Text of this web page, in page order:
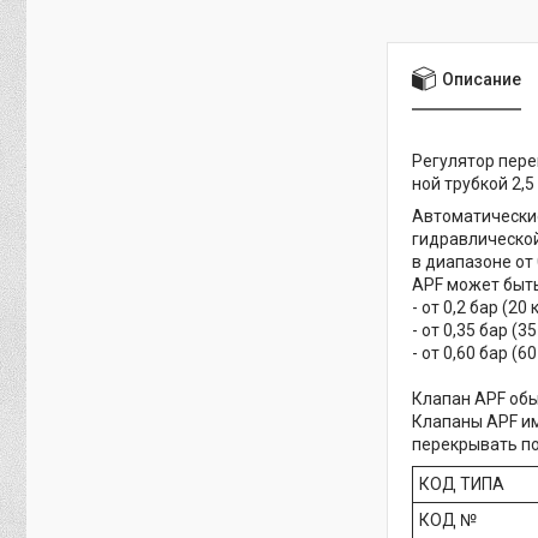
Описание
Регулятор
ной трубкой
в диапазоне от
APF может
- от 0,2 бар (20
- от 0,35 бар
- от 0,60 бар
Клапан APF
Клапаны APF
перекрывать
КОД ТИПА
КОД №